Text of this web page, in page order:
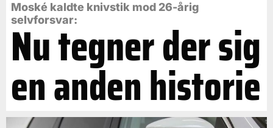
Moské kaldte knivstik mod 26-årig
selvforsvar:
Nu tegner der sig
en anden historie